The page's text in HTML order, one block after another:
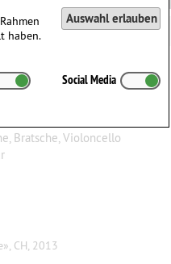
Violine, Bratsche und
Bratsche, Violoncello
CH, 2013
haben.
Auswahl erlauben
Social Media